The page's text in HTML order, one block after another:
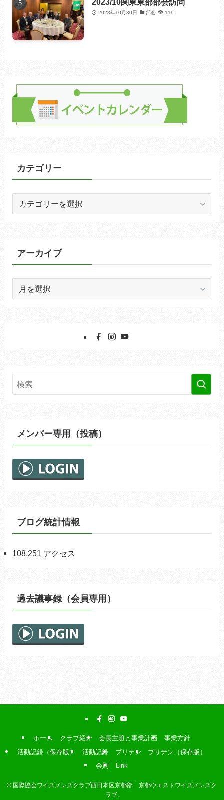
2023/10関東東部部会訪問
2023年10月30日 部会 119
カテゴリー
ーアーカイブ
メンバー専用（投稿）
ブログ統計情報
108,251 アクセス
過去議事録（会員専用）
ホーム クラブ紹介 会長主題と事業計画
事業方針
活動記録（保存版）
活動記録 ブリテン
ブリテン（保存版）
会則
Link
© 国際協会ワイズメンズクラブ西日本区京都部 京都ウエストワイズメンズク
ラブ.